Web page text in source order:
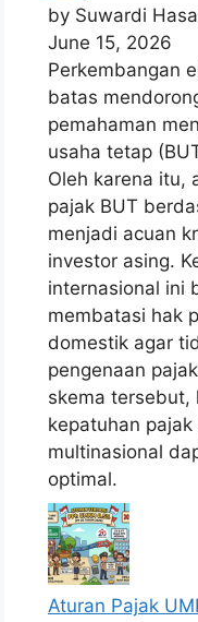
by Suwardi
June 15, 2026
Perkembangan
batas
pemahaman
usaha tetap
Oleh karena itu,
pajak BUT
menjadi acuan
investor asing.
internasional ini
membatasi hak
domestik agar
pengenaan
skema tersebut,
kepatuhan pajak
multinasional
optimal.
Aturan Pajak